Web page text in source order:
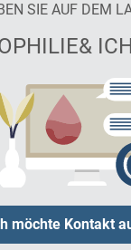
SIE AUF DEM
möchte Kontakt